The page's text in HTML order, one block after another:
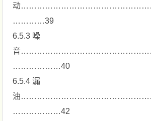
动
…………39
6.5.3 噪
音
………………40
6.5.4 漏
油
………………42